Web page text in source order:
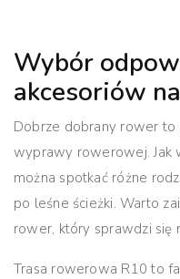
Wybór
akcesoriów
Dobrze dobrany rower to
wyprawy rowerowej. Jak
można spotkać różne
po leśne ścieżki. Warto
rower, który sprawdzi się
Trasa rowerowa R10 to